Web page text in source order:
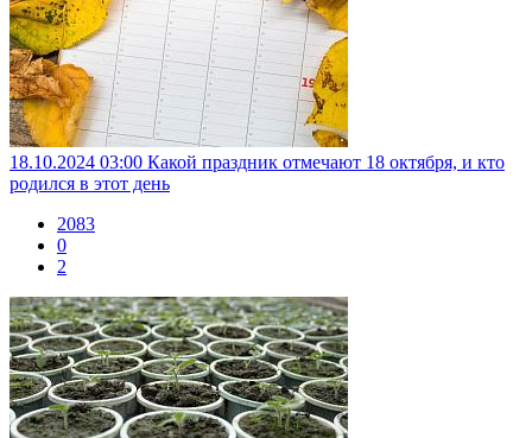
18.10.2024 03:00 Какой праздник отмечают 18 октября, и кто
родился в этот день
2083
0
2